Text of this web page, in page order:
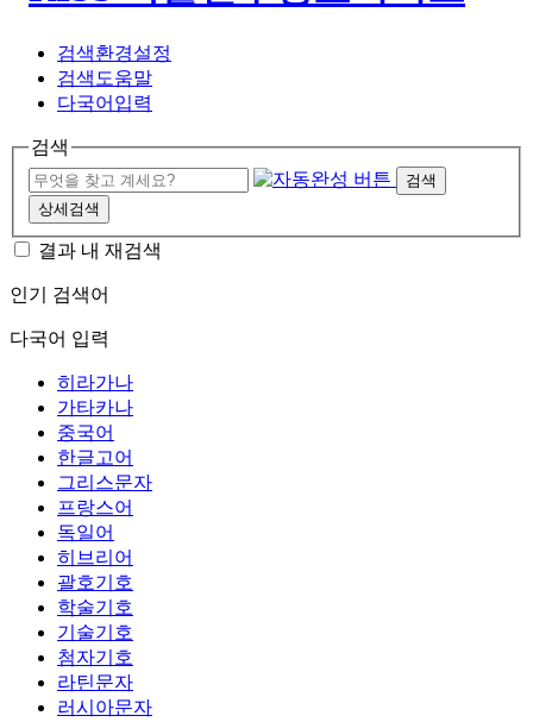
검색환경설정
검색도움말
다국어입력
검색
검색
상세검색
결과 내 재검색
인기 검색어
다국어 입력
히라가나
가타카나
중국어
한글고어
그리스문자
프랑스어
독일어
히브리어
괄호기호
학술기호
기술기호
첨자기호
라틴문자
러시아문자